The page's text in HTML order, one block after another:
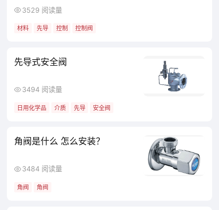
3529 阅读量
材料 先导 控制 控制阀
先导式安全阀
3494 阅读量
日用化学品 介质 先导 安全阀
角阀是什么 怎么安装？
3484 阅读量
角阀 角阀